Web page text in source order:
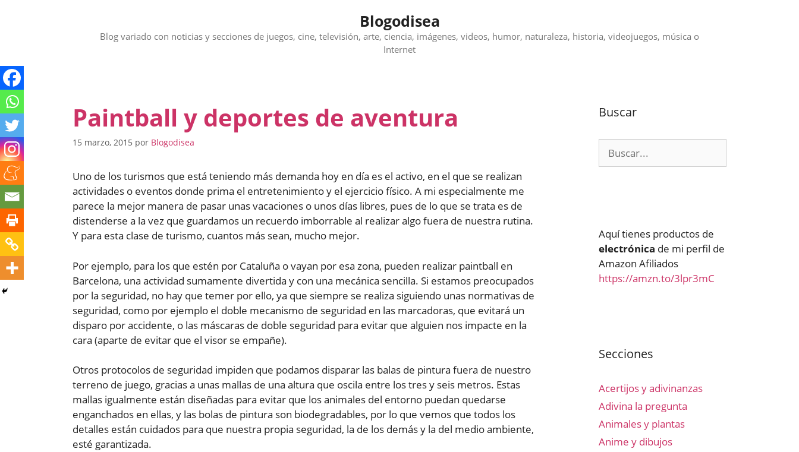
Blogodisea
Blog variado con noticias y secciones de juegos, cine, televisión, arte, ciencia, imágenes, videos, humor, naturaleza, historia, videojuegos, música o
Internet
Paintball y deportes de aventura
15 marzo, 2015 por Blogodisea
Uno de los turismos que está teniendo más demanda hoy en día es el activo, en el que se realizan
actividades o eventos donde prima el entretenimiento y el ejercicio físico. A mi especialmente me
parece la mejor manera de pasar unas vacaciones o unos días libres, pues de lo que se trata es de
distenderse a la vez que guardamos un recuerdo imborrable al realizar algo fuera de nuestra rutina.
Y para esta clase de turismo, cuantos más sean, mucho mejor.
Por ejemplo, para los que estén por Cataluña o vayan por esa zona, pueden realizar paintball en
Barcelona, una actividad sumamente divertida y con una mecánica sencilla. Si estamos preocupados
por la seguridad, no hay que temer por ello, ya que siempre se realiza siguiendo unas normativas de
seguridad, como por ejemplo el doble mecanismo de seguridad en las marcadoras, que evitará un
disparo por accidente, o las máscaras de doble seguridad para evitar que alguien nos impacte en la
cara (aparte de evitar que el visor se empañe).
Otros protocolos de seguridad impiden que podamos disparar las balas de pintura fuera de nuestro
terreno de juego, gracias a unas mallas de una altura que oscila entre los tres y seis metros. Estas
mallas igualmente están diseñadas para evitar que los animales del entorno puedan quedarse
enganchados en ellas, y las bolas de pintura son biodegradables, por lo que vemos que todos los
detalles están cuidados para que nuestra propia seguridad, la de los demás y la del medio ambiente,
esté garantizada.
Buscar
Aquí tienes productos de
electrónica de mi perfil de
Amazon Afiliados
https://amzn.to/3lpr3mC
Secciones
Acertijos y adivinanzas
Adivina la pregunta
Animales y plantas
Anime y dibujos